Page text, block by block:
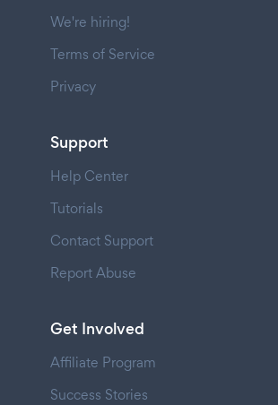
We're hiring!
Terms of Service
Privacy
Support
Help Center
Tutorials
Contact Support
Report Abuse
Get Involved
Affiliate Program
Success Stories